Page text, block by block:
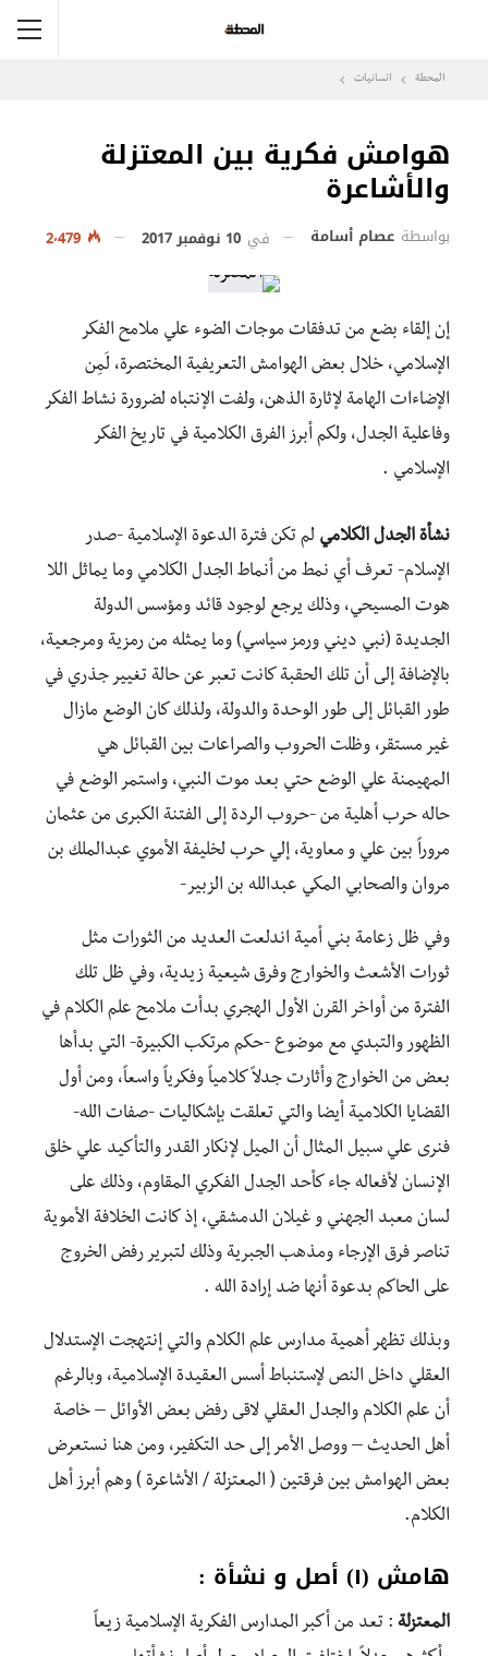
المحطة انسانيات
هوامش فكرية بين المعتزلة
والأشاعرة
بواسطة عصام أسامة في 10 نوفمبر 2017
إن إلقاء بضع من تدفقات موجات الضوء علي ملامح الفكر
الإسلامي، خلال بعض الهوامش التعريفية المختصرة، لَمِن
الإضاءات الهامة لإثارة الذهن، ولفت الإنتباه لضرورة نشاط الفكر
وفاعلية الجدل، ولكم أبرز الفرق الكلامية في تاريخ الفكر
الإسلامي .
نشأة الجدل الكلامي لم تكن فترة الدعوة الإسلامية -صدر
الإسلام- تعرف أي نمط من أنماط الجدل الكلامي وما يماثل اللا
هوت المسيحي، وذلك يرجع لوجود قائد ومؤسس الدولة
الجديدة (نبي ديني ورمز سياسي) وما يمثله من رمزية ومرجعية،
بالإضافة إلى أن تلك الحقبة كانت تعبر عن حالة تغيير جذري في
طور القبائل إلى طور الوحدة والدولة، ولذلك كان الوضع مازال
غير مستقر، وظلت الحروب والصراعات بين القبائل هي
المهيمنة علي الوضع حتي بعد موت النبي، واستمر الوضع في
حاله حرب أهلية من -حروب الردة إلى الفتنة الكبرى من عثمان
مروراً بين علي و معاوية، إلي حرب لخليفة الأموي عبدالملك بن
مروان والصحابي المكي عبدالله بن الزبير-
وفي ظل زعامة بني أمية اندلعت العديد من الثورات مثل
ثورات الأشعث والخوارج وفرق شيعية زيدية، وفي ظل تلك
الفترة من أواخر القرن الأول الهجري بدأت ملامح علم الكلام في
الظهور والتبدي مع موضوع -حكم مرتكب الكبيرة- التي بدأها
بعض من الخوارج وأثارت جدلاً كلامياً وفكرياً واسعاً، ومن أول
القضايا الكلامية أيضا والتي تعلقت بإشكاليات -صفات الله-
فنرى علي سبيل المثال أن الميل لإنكار القدر والتأكيد علي خلق
الإنسان لأفعاله جاء كأحد الجدل الفكري المقاوم، وذلك على
لسان معبد الجهني و غيلان الدمشقي، إذ كانت الخلافة الأموية
تناصر فرق الإرجاء ومذهب الجبرية وذلك لتبرير رفض الخروج
على الحاكم بدعوة أنها ضد إرادة الله .
وبذلك تظهر أهمية مدارس علم الكلام والتي إنتهجت الإستدلال
العقلي داخل النص لإستنباط أسس العقيدة الإسلامية، وبالرغم
أن علم الكلام والجدل العقلي لاقى رفض بعض الأوائل – خاصة
أهل الحديث – ووصل الأمر إلى حد التكفير، ومن هنا نستعرض
بعض الهوامش بين فرقتين ( المعتزلة / الأشاعرة ) وهم أبرز أهل
الكلام.
هامش (١) أصل و نشأة :
المعتزلة : تعد من أكبر المدارس الفكرية الإسلامية زيعاً